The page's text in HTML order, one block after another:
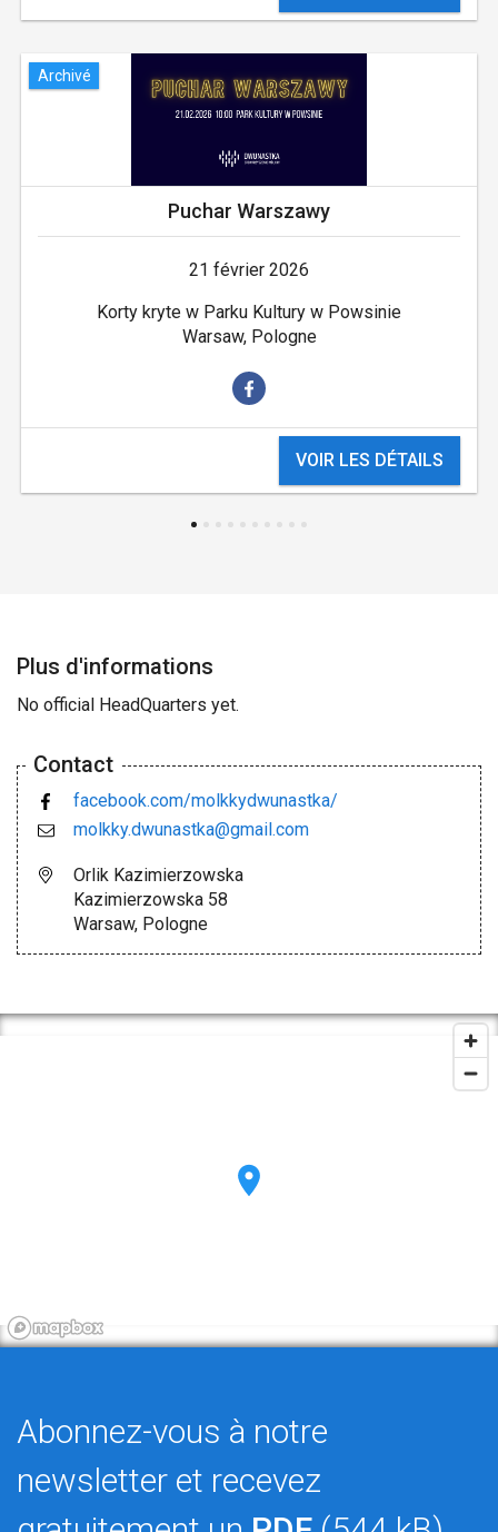
Archivé
Puchar Warszawy
21 février 2026
Korty kryte w Parku Kultury w Powsinie
Warsaw, Pologne
VOIR LES DÉTAILS
Plus d'informations
No official HeadQuarters yet.
Contact
facebook.com/molkkydwunastka/
molkky.dwunastka@gmail.com
Orlik Kazimierzowska
Kazimierzowska 58
Warsaw, Pologne
Abonnez-vous à notre
newsletter et recevez